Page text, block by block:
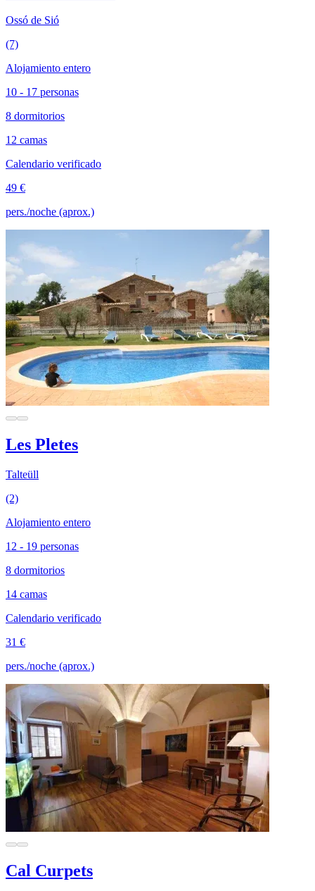
Ossó de Sió
(7)
Alojamiento entero
10 - 17 personas
8 dormitorios
12 camas
Calendario verificado
49 €
pers./noche (aprox.)
Les Pletes
Talteüll
(2)
Alojamiento entero
12 - 19 personas
8 dormitorios
14 camas
Calendario verificado
31 €
pers./noche (aprox.)
Cal Curpets